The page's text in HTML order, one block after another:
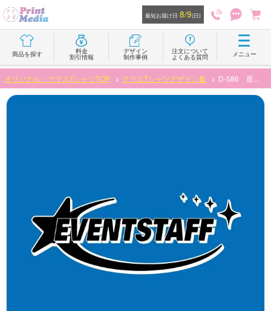
最短お届け日 8/9(日)
商品を探す 料金
割引情報
デザイン
制作事例
注文について
よくある質問 メニュー
オリジナル・クラスTシャツTOP クラスTシャツデザイン集